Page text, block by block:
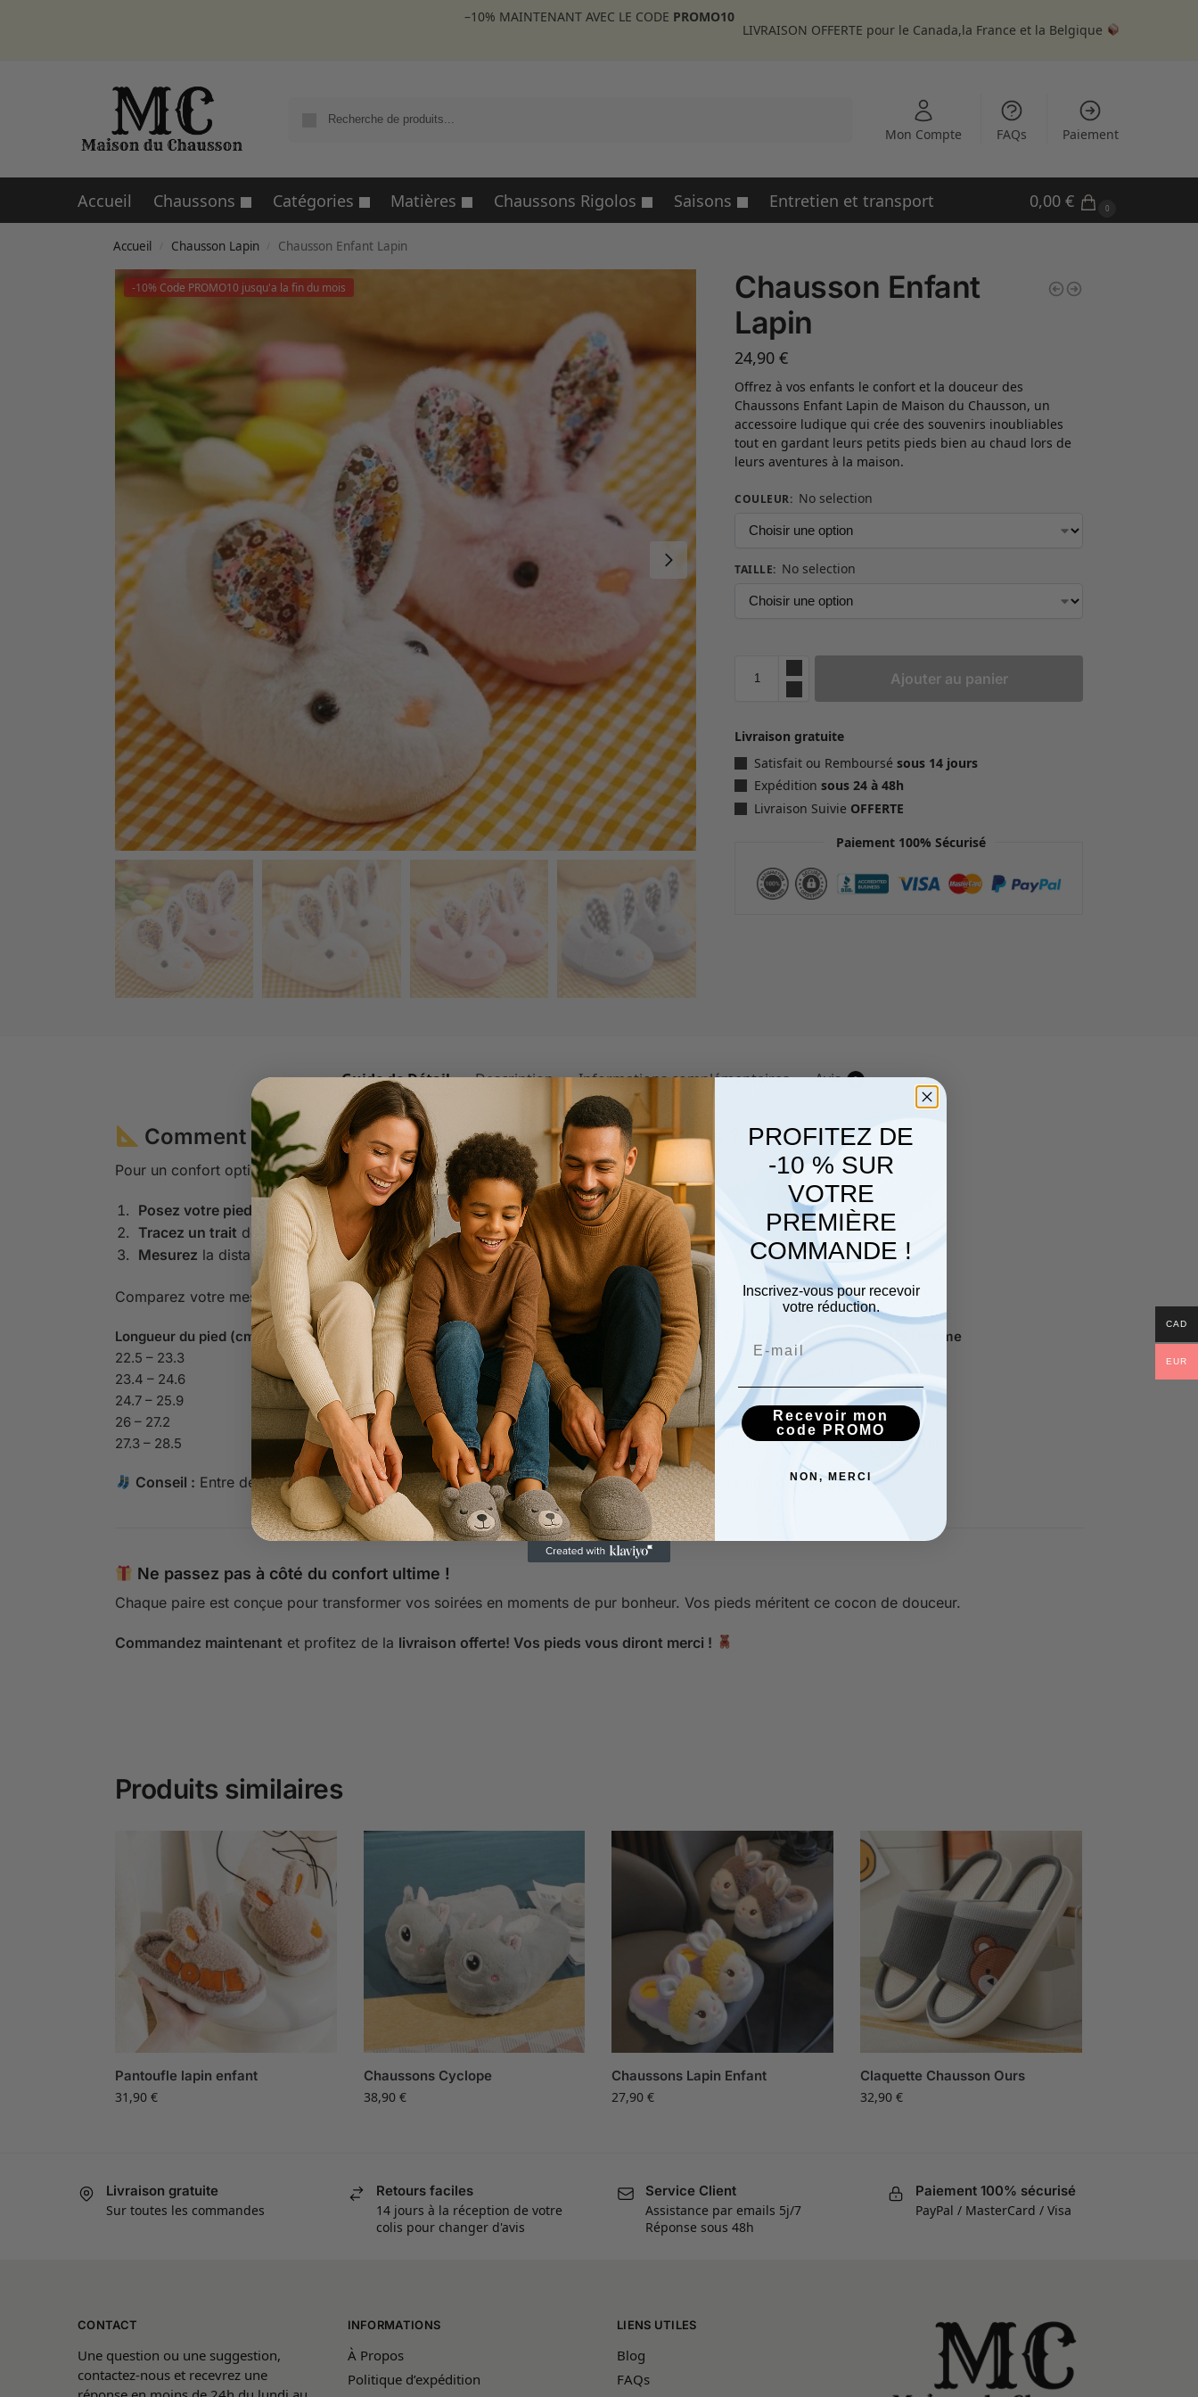
–10% MAINTENANT AVEC LE CODE PROMO10
LIVRAISON OFFERTE pour le Canada,la France et la Belgique
Mon Compte FAQs Paiement
Accueil Chaussons Catégories Matières Chaussons Rigolos Saisons Entretien et transport 0,00 € 0
Accueil Chausson Lapin Chausson Enfant Lapin
-10% Code PROMO10 jusqu'a la fin du mois
Chausson Enfant
Lapin
24,90€
Offrez à vos enfants le confort et la douceur des
Chaussons Enfant Lapin de Maison du Chausson, un
accessoire ludique qui crée des souvenirs inoubliables
tout en gardant leurs petits pieds bien au chaud lors de
leurs aventures à la maison.
COULEUR: No selection
TAILLE: No selection
Ajouter au panier
Livraison gratuite
Satisfait ou Remboursésous 14 jours
Expédition sous 24 à 48h
Livraison Suivie OFFERTE
Paiement 100% Sécurisé
Guide de Détail Description Informations complémentaires Avis 0
Comment choisir la bonne pointure pour vos chaussons ?
Pour un confort optimal, suivez ces étapes simples :
Posez votre pied sur une feuille, talon contre un mur.
Tracez un trait devant votre orteil le plus long.
Mesurez la distance entre le mur et le trait (en cm).
Comparez votre mesure avec ce tableau :
Longueur du pied (cm) Pointure EU US Femme
US Homme
22.5 – 23.3
36–37 5.5–6.5
4–5
23.4 – 24.6
38–39 7–8
6–7
24.7 – 25.9
40–41 8.5–9.5
7.5–8.5
26 – 27.2
42–43 10–11
27.3 – 28.5
44–45 11.5–12.5 10.5–11.5
Conseil : Entre deux tailles ou avec chaussettes épaisses ? Prenez la taille au-dessus pour plus de confort.
Ne passez pas à côté du confort ultime !
Chaque paire est conçue pour transformer vos soirées en moments de pur bonheur. Vos pieds méritent ce cocon de douceur.
Commandez maintenant et profitez de la livraison offerte! Vos pieds vous diront merci !
Produits similaires
Pantoufle lapin enfant
31,90 €
Chaussons Cyclope
38,90 €
Chaussons Lapin Enfant
27,90€
Claquette Chausson Ours
32,90€
Livraison gratuite
Sur toutes les commandes
Retours faciles
14 jours à la réception de votre
colis pour changer d'avis
Service Client
Assistance par emails 5j/7
Réponse sous 48h
Paiement 100% sécurisé
PayPal / MasterCard / Visa
CONTACT
Une question ou une suggestion,
contactez-nous et recevrez une
INFORMATIONS
À Propos
Politique d’expédition
LIENS UTILES
Blog
FAQs
CAD
EUR
PROFITEZ DE
-10 % SUR
VOTRE
PREMIÈRE
COMMANDE !
Inscrivez-vous pour recevoir
votre réduction.
Recevoir mon
code PROMO
NON, MERCI